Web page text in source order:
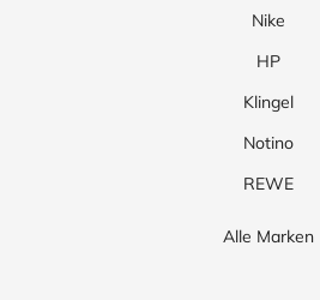
Nike
HP
Klingel
Notino
REWE
Alle Marken